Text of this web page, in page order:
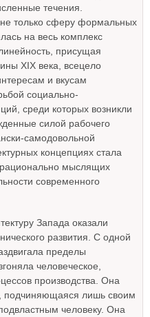
течения.
не только сферу формальных
на весь комплекс
присущая
XIX века, всецело
и вкусам
социально-
среди которых возникли
силой рабочего
самодовольной
концепциях стала
мыслящих
современного
Запада оказали
развития. С одной
пределы
человеческое,
производства. Она
подчиняющаяся лишь своим
человеку. Она